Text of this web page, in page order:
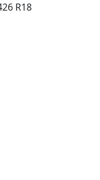
R18